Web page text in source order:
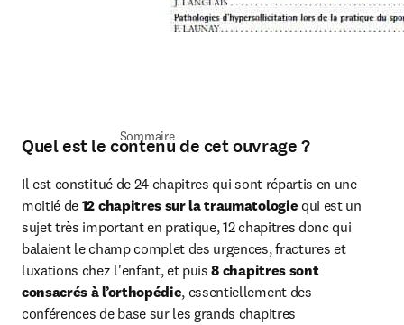
Sommaire
Quel est le contenu de cet ouvrage ?
Il est constitué de 24 chapitres qui sont répartis en une
moitié de 12 chapitres sur la traumatologie qui est un
sujet très important en pratique, 12 chapitres donc qui
balaient le champ complet des urgences, fractures et
luxations chez l'enfant, et puis 8 chapitres sont
consacrés à l’orthopédie, essentiellement des
conférences de base sur les grands chapitres